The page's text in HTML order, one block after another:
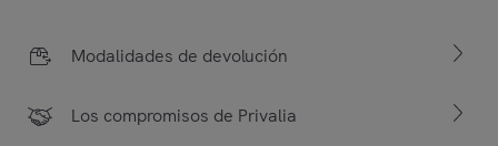
Modalidades de devolución
Los compromisos de Privalia